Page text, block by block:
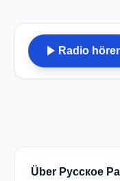
play_arrow Radio
Über Русское